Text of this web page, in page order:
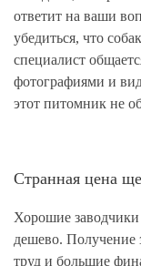
ответит на ваши
убедиться, что
специалист
фотографиями и
этот питомник не
Странная цена
Хорошие
дешево. Получение
труд и большие